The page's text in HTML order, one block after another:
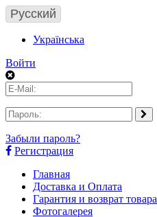
Русский
Українська
Войти
Забыли пароль?
Регистрация
Главная
Доставка и Оплата
Гарантия и возврат товара
Фотогалерея